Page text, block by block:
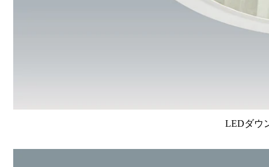
LEDダウ